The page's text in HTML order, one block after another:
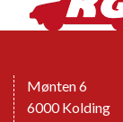
Mønten 6
6000 Kolding